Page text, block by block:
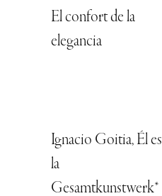
El confort de la
elegancia
Ignacio Goitia, Él es
la
Gesamtkunstwerk*